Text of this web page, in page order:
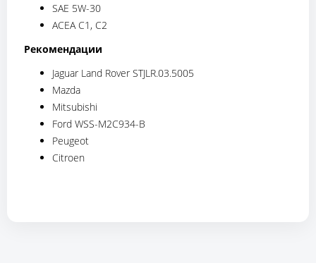
SAE 5W-30
ACEA C1, C2
Рекомендации
Jaguar Land Rover STJLR.03.5005
Mazda
Mitsubishi
Ford WSS-M2C934-B
Peugeot
Citroen